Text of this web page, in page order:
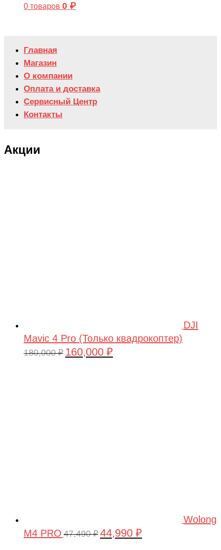
0 товаров 0 ₽
Главная
Магазин
О компании
Оплата и доставка
Сервисный Центр
Контакты
Акции
DJI
Mavic 4 Pro (Только квадрокоптер)
180,000₽ Первоначальная
160,000 ₽
Wolong
M4 PRO 47,490₽ Первоначальная
44,990 ₽